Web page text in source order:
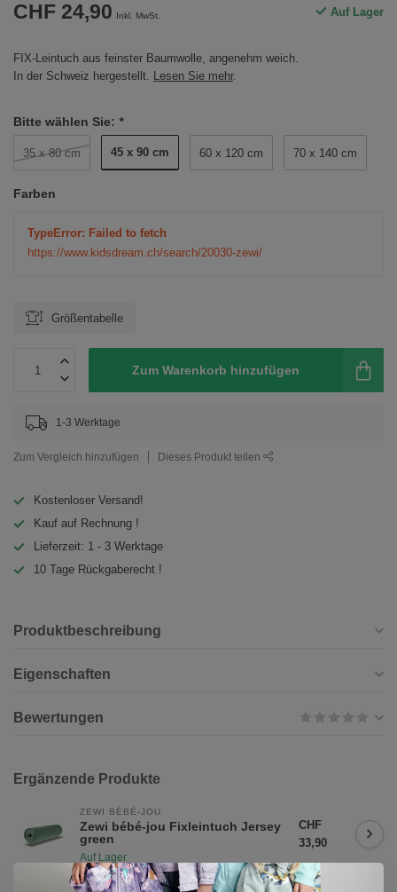
CHF 24,90 Inkl. MwSt. Auf Lager
FIX-Leintuch aus feinster Baumwolle, angenehm weich.
In der Schweiz hergestellt. Lesen Sie mehr.
Bitte wählen Sie: *
35 x 80 cm 45 x 90 cm 60 x 120 cm 70 x 140 cm
Farben
TypeError: Failed to fetch
https://www.kidsdream.ch/search/20030-zewi/
Größentabelle
Zum Warenkorb hinzufügen
1-3 Werktage
Zum Vergleich hinzufügen Dieses Produkt teilen
Kostenloser Versand!
Kauf auf Rechnung !
Lieferzeit: 1 - 3 Werktage
10 Tage Rückgaberecht !
Produktbeschreibung
Eigenschaften
Bewertungen
Ergänzende Produkte
ZEWI BÉBÉ-JOU
Zewi bébé-jou Fixleintuch Jersey
green
Auf Lager
CHF
33,90